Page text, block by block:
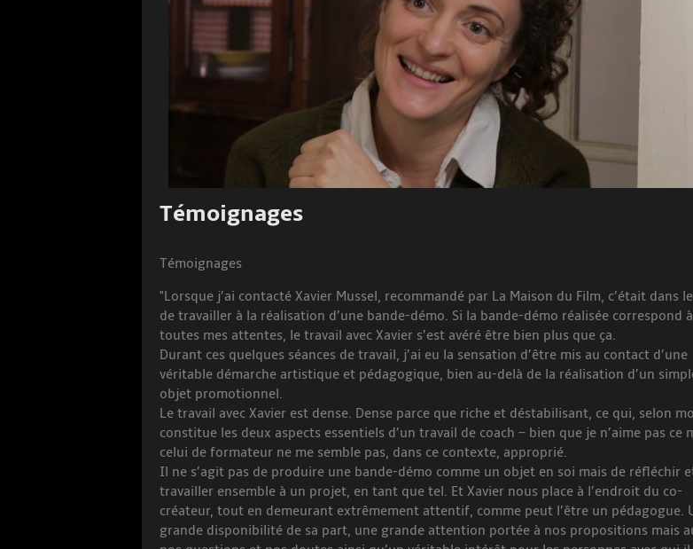
Témoignages
Témoignages
"Lorsque j’ai contacté Xavier Mussel, recommandé par La Maison du Film, c’était dans
de travailler à la réalisation d’une bande-démo. Si la bande-démo réalisée correspond à
toutes mes attentes, le travail avec Xavier s’est avéré être bien plus que ça.
Durant ces quelques séances de travail, j’ai eu la sensation d’être mis au contact d’une
véritable démarche artistique et pédagogique, bien au-delà de la réalisation d’un
objet promotionnel.
Le travail avec Xavier est dense. Dense parce que riche et déstabilisant, ce qui, selon
constitue les deux aspects essentiels d’un travail de coach – bien que je n’aime pas ce
celui de formateur ne me semble pas, dans ce contexte, approprié.
Il ne s’agit pas de produire une bande-démo comme un objet en soi mais de réfléchir
travailler ensemble à un projet, en tant que tel. Et Xavier nous place à l’endroit du co-
créateur, tout en demeurant extrêmement attentif, comme peut l’être un pédagogue.
grande disponibilité de sa part, une grande attention portée à nos propositions mais